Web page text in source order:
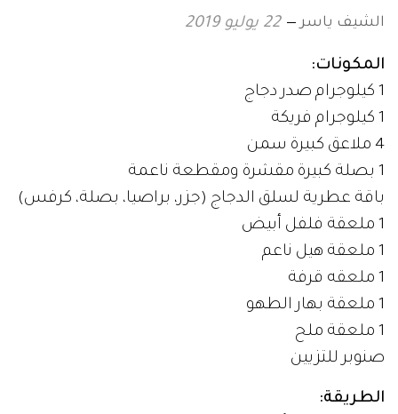
الشيف ياسر 22 يوليو 2019
المكونات:
1 كيلوجرام صدر دجاج
1 كيلوجرام فريكة
4 ملاعق كبيرة سمن
1 بصلة كبيرة مقشرة ومقطعة ناعمة
باقة عطرية لسلق الدجاج (جزر، براصيا، بصلة، كرفس)
1 ملعقة فلفل أبيض
1 ملعقة هيل ناعم
1 ملعقه قرفة
1 ملعقة بهار الطهو
1 ملعقة ملح
صنوبر للتزيين
الطريقة: